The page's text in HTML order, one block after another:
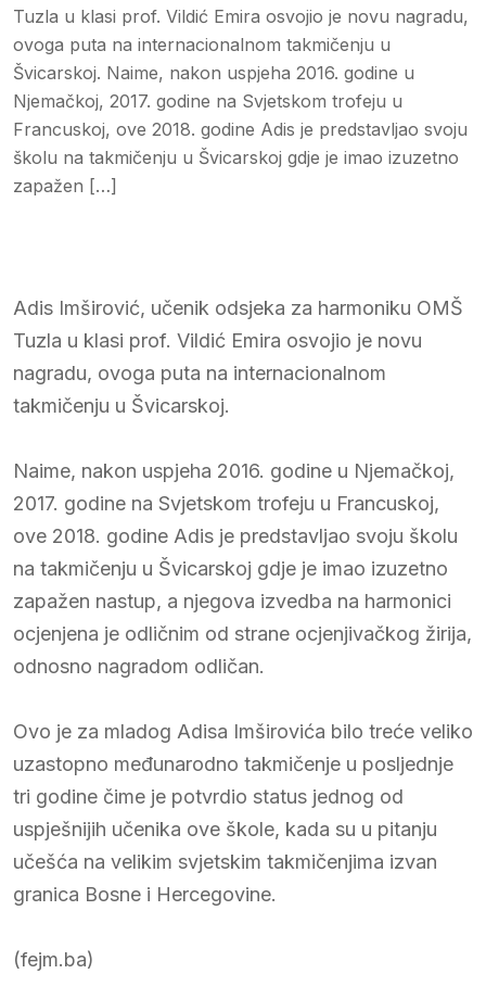
Tuzla u klasi prof. Vildić Emira osvojio je novu nagradu,
ovoga puta na internacionalnom takmičenju u
Švicarskoj. Naime, nakon uspjeha 2016. godine u
Njemačkoj, 2017. godine na Svjetskom trofeju u
Francuskoj, ove 2018. godine Adis je predstavljao svoju
školu na takmičenju u Švicarskoj gdje je imao izuzetno
zapažen […]
Adis Imširović, učenik odsjeka za harmoniku OMŠ
Tuzla u klasi prof. Vildić Emira osvojio je novu
nagradu, ovoga puta na internacionalnom
takmičenju u Švicarskoj.
Naime, nakon uspjeha 2016. godine u Njemačkoj,
2017. godine na Svjetskom trofeju u Francuskoj,
ove 2018. godine Adis je predstavljao svoju školu
na takmičenju u Švicarskoj gdje je imao izuzetno
zapažen nastup, a njegova izvedba na harmonici
ocjenjena je odličnim od strane ocjenjivačkog žirija,
odnosno nagradom odličan.
Ovo je za mladog Adisa Imširovića bilo treće veliko
uzastopno međunarodno takmičenje u posljednje
tri godine čime je potvrdio status jednog od
uspješnijih učenika ove škole, kada su u pitanju
učešća na velikim svjetskim takmičenjima izvan
granica Bosne i Hercegovine.
(fejm.ba)